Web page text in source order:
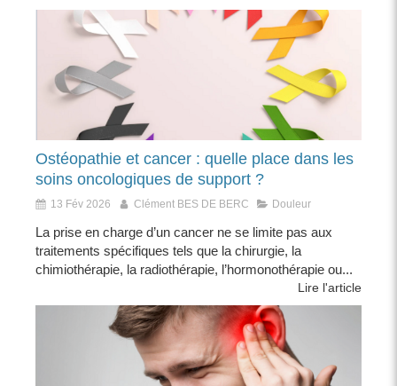
Ostéopathie et cancer : quelle place dans les
soins oncologiques de support ?
13 Fév 2026 Clément BES DE BERC Douleur
La prise en charge d’un cancer ne se limite pas aux
traitements spécifiques tels que la chirurgie, la
chimiothérapie, la radiothérapie, l’hormonothérapie ou...
Lire l'article